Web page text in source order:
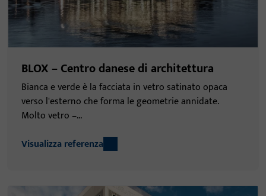
BLOX – Centro danese di architettura
Bianca e verde è la facciata in vetro satinato opaca
verso l'esterno che forma le geometrie annidate.
Molto vetro –...
Visualizza referenza